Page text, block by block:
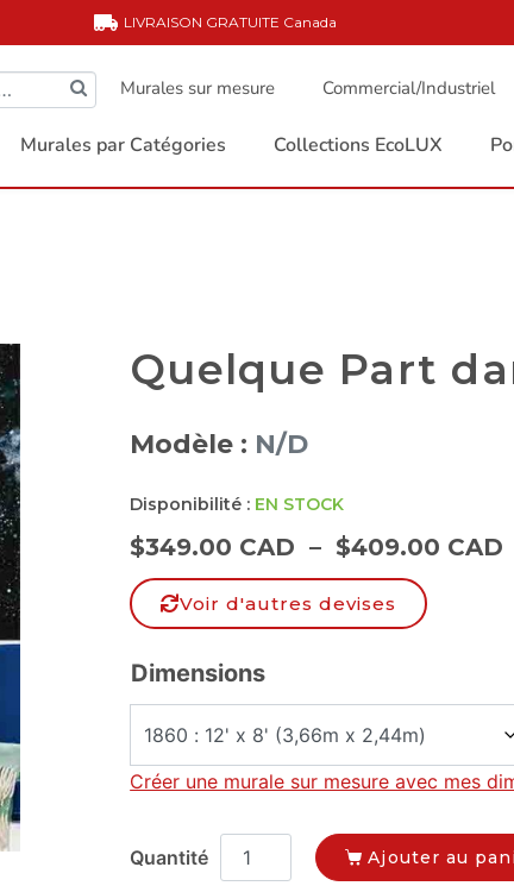
LIVRAISON GRATUITE Canada
Murales sur mesure Commercial/Industriel
Murales par Catégories Collections EcoLUX
Quelque Part
Modèle : N/D
Disponibilité : EN STOCK
$349.00 CAD – $409.00 CAD
Voir d'autres devises
Dimensions
Créer une murale sur mesure avec mes
Ajouter au